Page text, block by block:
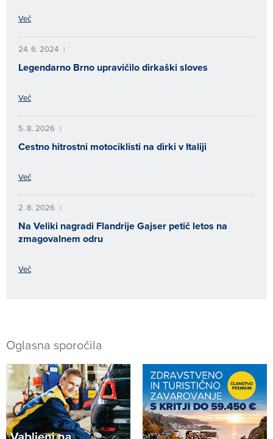
Več
24. 6. 2024 |
Legendarno Brno upravičilo dirkaški sloves
Več
5. 8. 2026 |
Cestno hitrostni motociklisti na dirki v Italiji
Več
2. 8. 2026 |
Na Veliki nagradi Flandrije Gajser petič letos na
zmagovalnem odru
Več
Oglasna sporočila